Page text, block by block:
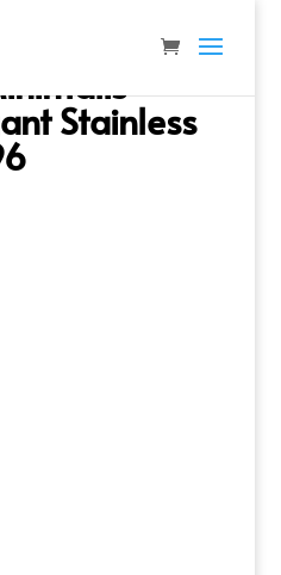
Stainless Steel HD-1096
Stainless